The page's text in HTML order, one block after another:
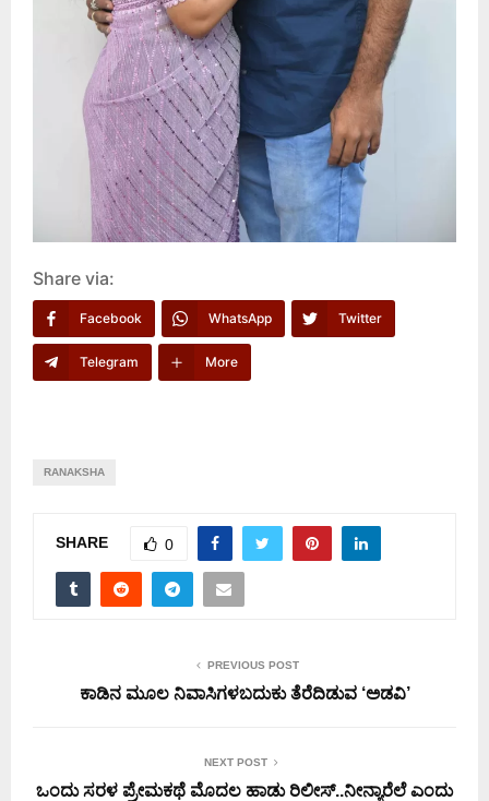
Share via:
Facebook WhatsApp Twitter
Telegram More
RANAKSHA
SHARE 0
PREVIOUS POST
ಕಾಡಿನ ಮೂಲ ನಿವಾಸಿಗಳ‌ಬದುಕು ತೆರೆದಿಡುವ ‘ಅಡವಿ’
NEXT POST
ಒಂದು ಸರಳ ಪ್ರೇಮಕಥೆ ಮೊದಲ ಹಾಡು ರಿಲೀಸ್..ನೀನ್ಯಾರೆಲೆ ಎಂದು